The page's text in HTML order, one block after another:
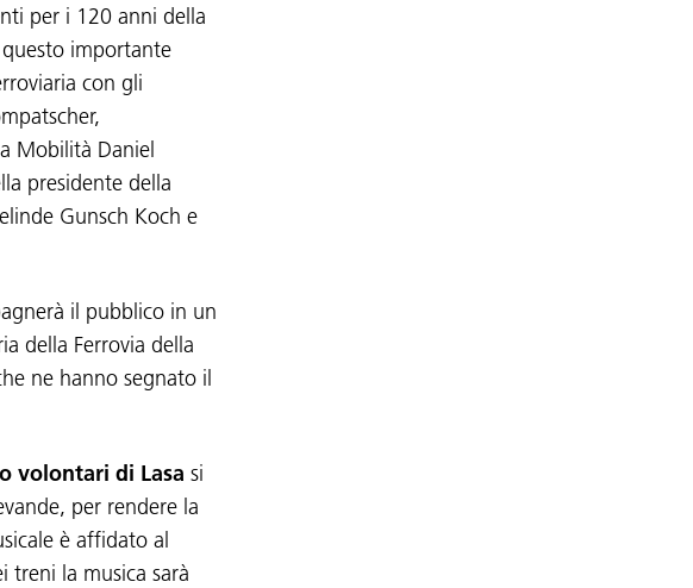
per i 120 anni della
questo importante
con gli
Mobilità Daniel
presidente della
Gunsch Koch e
il pubblico in un
della Ferrovia della
ne hanno segnato il
volontari di Lasa si
per rendere la
è affidato al
treni la musica sarà